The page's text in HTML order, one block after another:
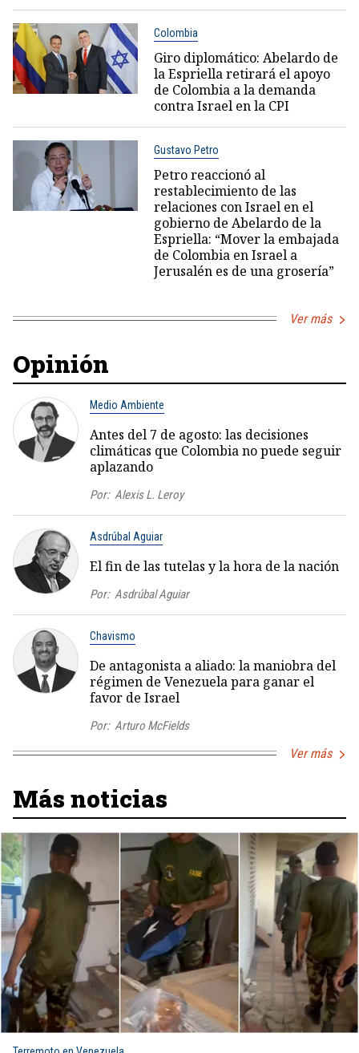
Colombia
Giro diplomático: Abelardo de
la Espriella retirará el apoyo
de Colombia a la demanda
contra Israel en la CPI
Gustavo Petro
Petro reaccionó al
restablecimiento de las
relaciones con Israel en el
gobierno de Abelardo de la
Espriella: “Mover la embajada
de Colombia en Israel a
Jerusalén es de una grosería”
Ver más
Opinión
Medio Ambiente
Antes del 7 de agosto: las decisiones
climáticas que Colombia no puede seguir
aplazando
Por: Alexis L. Leroy
Asdrúbal Aguiar
El fin de las tutelas y la hora de la nación
Por: Asdrúbal Aguiar
Chavismo
De antagonista a aliado: la maniobra del
régimen de Venezuela para ganar el
favor de Israel
Por: Arturo McFields
Ver más
Más noticias